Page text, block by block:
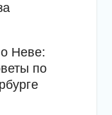
Неве:
по